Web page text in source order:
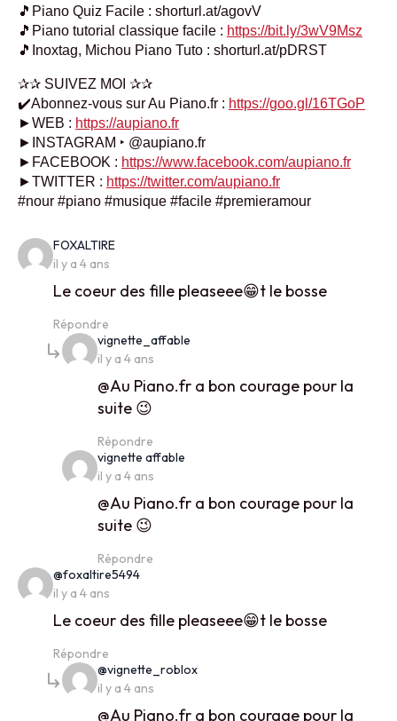
🎵Piano Quiz Facile : shorturl.at/agovV
🎵Piano tutorial classique facile : https://bit.ly/3wV9Msz
🎵Inoxtag, Michou Piano Tuto : shorturl.at/pDRST
✰✰ SUIVEZ MOI ✰✰
✔️Abonnez-vous sur Au Piano.fr : https://goo.gl/16TGoP
►WEB : https://aupiano.fr
►INSTAGRAM ‣ @aupiano.fr
►FACEBOOK : https://www.facebook.com/aupiano.fr
►TWITTER : https://twitter.com/aupiano.fr
#nour #piano #musique #facile #premieramour
FOXALTIREsays:
il y a 4 ans
Le coeur des fille pleaseee😁t le bosse
Répondre
vignette_affable
il y a 4 ans
@Au Piano.fr a bon courage pour la
suite 😉
Répondre
vignette affable
il y a 4 ans
@Au Piano.fr a bon courage pour la
suite 😉
Répondre
@foxaltire5494says:
il y a 4 ans
Le coeur des fille pleaseee😁t le bosse
Répondre
@vignette_robloxsays:
il y a 4 ans
@Au Piano.fr a bon courage pour la